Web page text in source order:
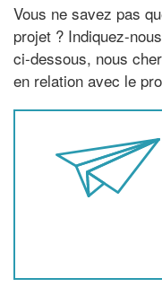
Vous ne savez pas
projet ? Indiquez-
ci-dessous, nous
en relation avec le